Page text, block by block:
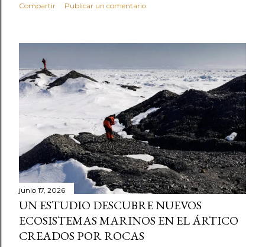
Compartir Publicar un comentario
junio 17, 2026
UN ESTUDIO DESCUBRE NUEVOS
ECOSISTEMAS MARINOS EN EL ÁRTICO
CREADOS POR ROCAS